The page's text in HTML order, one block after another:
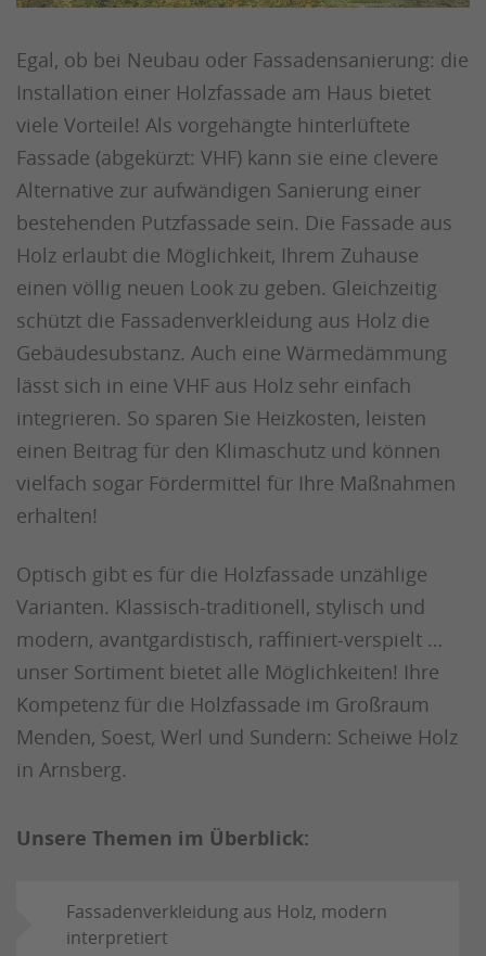
Egal, ob bei Neubau oder Fassadensanierung: die
Installation einer Holzfassade am Haus bietet
viele Vorteile! Als vorgehängte hinterlüftete
Fassade (abgekürzt: VHF) kann sie eine clevere
Alternative zur aufwändigen Sanierung einer
bestehenden Putzfassade sein. Die Fassade aus
Holz erlaubt die Möglichkeit, Ihrem Zuhause
einen völlig neuen Look zu geben. Gleichzeitig
schützt die Fassadenverkleidung aus Holz die
Gebäudesubstanz. Auch eine Wärmedämmung
lässt sich in eine VHF aus Holz sehr einfach
integrieren. So sparen Sie Heizkosten, leisten
einen Beitrag für den Klimaschutz und können
vielfach sogar Fördermittel für Ihre Maßnahmen
erhalten!
Optisch gibt es für die Holzfassade unzählige
Varianten. Klassisch-traditionell, stylisch und
modern, avantgardistisch, raffiniert-verspielt …
unser Sortiment bietet alle Möglichkeiten! Ihre
Kompetenz für die Holzfassade im Großraum
Menden, Soest, Werl und Sundern: Scheiwe Holz
in Arnsberg.
Unsere Themen im Überblick:
Fassadenverkleidung aus Holz, modern
interpretiert